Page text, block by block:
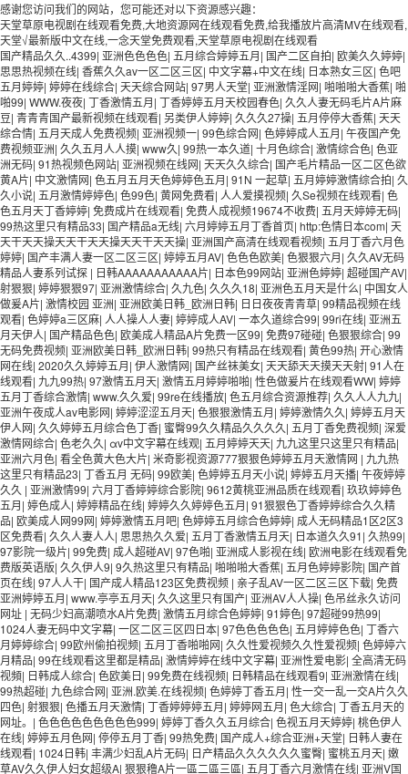
感谢您访问我们的网站，您可能还对以下资源感兴趣：
天堂草原电视剧在线观看免费,大地资源网在线观看免费,给我播放片高清MV在线观看,
天堂√最新版中文在线,一念天堂免费观看,天堂草原电视剧在线观看
国产精品久久..4399| 亚洲色色色色| 五月综合婷婷五月| 国产二区自拍| 欧美久久婷婷|
思思热视频在线| 香蕉久久av一区二区三区| 中文字幕+中文在线| 日本熟女三区| 色吧
五月婷婷| 婷婷在线综合| 天天综合网站| 97男人天堂| 亚洲激情淫网| 啪啪啪大香蕉| 啪
啪99| WWW.夜夜| 丁香激情五月| 丁香婷婷五月天校园春色| 久久人妻无码毛片A片麻
豆| 青青青国产最新视频在线观看| 另类伊人婷婷| 久久久27操| 五月停停大香蕉| 天天
综合情| 五月天成人免费视频| 亚洲视频一| 99色综合网| 色婷婷成人五月| 午夜国产免
费视频亚洲| 久久五月人人摸| www久| 99热一本久道| 十月色综合| 激情综合色| 色亚
洲无码| 91热视频色网站| 亚洲视频在线网| 天天久久综合| 国产毛片精品一区二区色欲
黄A片| 中文激情网| 色五月五月天色婷婷色五月| 91N 一起草| 五月婷婷激情综合拍| 久
久小说| 五月激情婷婷色| 色99色| 黄网免费看| 人人爱摸视频| 久Se视频在线观看| 色
色五月天丁香婷婷| 免费成片在线观看| 免费人成视频19674不收费| 五月天婷婷无码|
99热这里只有精品33| 国产精品a无线| 六月婷婷五月丁香首页| http:色情日本com| 天
天干天天操天天干天天操天天干天天操| 亚洲国产高清在线观看视频| 五月丁香六月色
婷婷| 国产丰满人妻一区二区三区| 婷婷五月AV| 色色色欧美| 色狠狠六月| 久久AV无码
精品人妻系列试探 | 日韩AAAAAAAAAAA片| 日本色99网站| 亚洲色婷婷| 超碰国产AV|
射狠狠| 婷婷狠狠97| 亚洲激情综合| 久九色| 久久久18| 亚洲色五月天是什么| 中国女人
做爰A片| 激情校园 亚洲| 亚洲欧美日韩_欧洲日韩| 日日夜夜青青草| 99精品视频在线
观看| 色婷婷a三区麻| 人人操人人妻| 婷婷成人AV| 一本久道综合99| 99ri在线| 亚洲五
月天伊人| 国产精品色色| 欧美成人精品A片免费一区99| 免费97碰碰| 色狠狠综合| 99
无码免费视频| 亚洲欧美日韩_欧洲日韩| 99热只有精品在线观看| 黄色99热| 开心激情
网在线| 2020久久婷婷五月| 伊人激情网| 国产丝袜美女| 天天舔天天摸天天射| 91人在
线观看| 九九99热| 97激情五月天| 激情五月婷婷啪啪| 性色做爰片在线观看WW| 婷婷
五月丁香综合激情| www.久久爱| 99re在线播放| 色五月综合资源推荐| 久久人人九九|
亚洲午夜成人av电影网| 婷婷涩涩五月天| 色狠狠激情五月| 婷婷激情久久| 婷婷五月天
伊人网| 久久婷婷五月综合色丁香| 蜜臀99久久精品久久久久| 五月丁香免费视频| 深爱
激情网综合| 色老久久| αv中文字幕在线观| 五月婷婷天天| 九九这里只这里只有精品|
亚洲六月色| 看全色黄大色大片| 米奇影视资源777狠狠色婷婷五月天激情网 | 九九热
这里只有精品23| 丁香五月 无码| 99欧美| 色婷婷五月天小说| 婷婷五月天播| 午夜婷婷
久久 | 亚洲激情99| 六月丁香婷婷综合影院| 9612黄桃亚洲品质在线观看| 玖玖婷婷色
五月| 婷色成人| 婷婷精品在线| 婷婷久久婷婷色五月| 91狠狠色丁香婷婷综合久久精
品| 欧美成人网99网| 婷婷激情五月吧| 色婷婷五月综合色婷婷| 成人无码精品1区2区3
区免费看| 久久人妻人人| 思思热久久爱| 五月丁香激情五月天| 日本道久久91| 久热99|
97影院一级片| 99免费| 成人超碰AV| 97色啪| 亚洲成人影视在线| 欧洲电影在线观看免
费版英语版| 久久伊人9| 9久热这里只有精品| 啪啪啪大香蕉| 五月色婷婷影院| 国产首
页在线| 97人人干| 国产成人精品123区免费视频 | 亲子乱AV一区二区三区下载| 免费
亚洲婷婷五月| www.亭亭五月天| 久久这里只有国产| 亚洲AV人人操| 色吊丝永久访问
网址 | 无码少妇高潮喷水A片免费| 激情五月综合色婷婷| 91婷色| 97超碰99热99|
1024人妻无码中文字幕| 一区二区三区四日本| 97色色色色色| 五月婷婷色色| 丁香六
月婷婷综合| 99欧州偷拍视频| 五月丁香啪啪网| 久久性爱视频久久性爱视频| 色婷婷六
月精品| 99在线观看这里都是精品| 激情婷婷在线中文字幕| 亚洲性爱电影| 全高清无码
视頻| 日韩成人综合| 色欧美日| 99免费在线视频| 日韩精品在线观看9| 亚洲激情在线|
99热超碰| 九色综合网| 亚洲.欧美.在线视频| 色婷婷丁香五月| 性一交一乱一交A片久久
四色| 射狠狠| 色播五月天激情| 丁香婷婷婷五月| 婷婷网五月| 色大综合| 丁香五月天的
网址。 | 色色色色色色色色色999| 婷婷丁香久久五月综合| 色视五月天婷婷| 桃色伊人
在线| 婷婷五月色网| 停停五月丁香| 99热免费| 国产成人+综合亚洲+天堂| 日韩人妻在
线观看| 1024日韩| 丰满少妇乱A片无码| 日产精品久久久久久久蜜臀| 蜜桃五月天| 嫩
草AV久久伊人妇女超级A| 狠狠穞A片一區二區三區| 五月丁香六月激情在线| 亚洲V国